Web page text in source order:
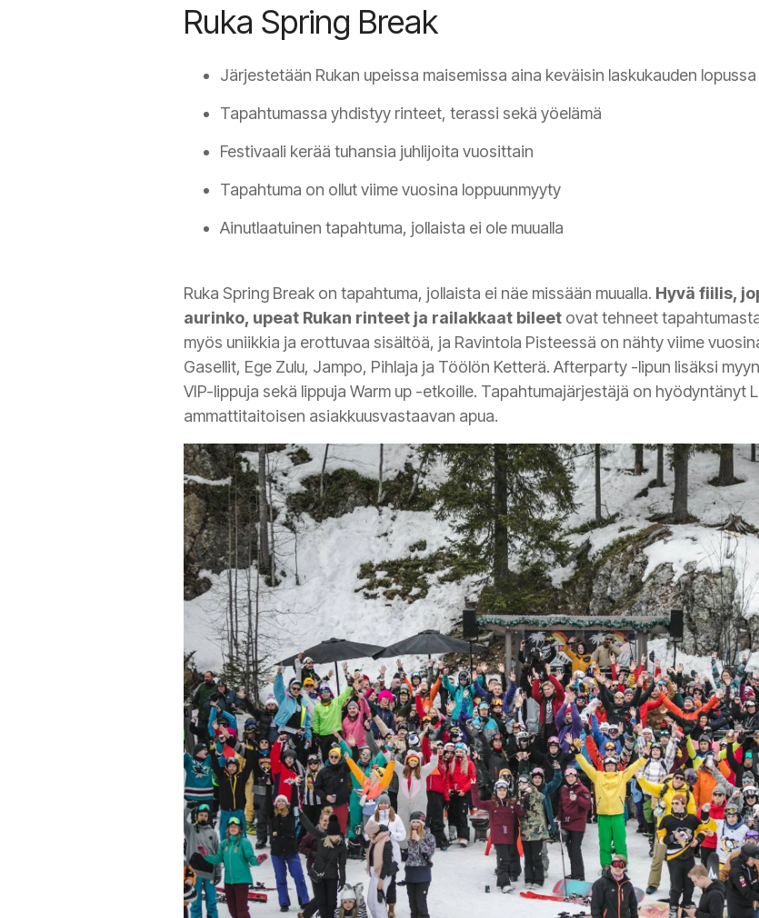
Ruka Spring Break
Järjestetään Rukan upeissa maisemissa aina keväisin laskukauden lopussa
Tapahtumassa yhdistyy rinteet, terassi sekä yöelämä
Festivaali kerää tuhansia juhlijoita vuosittain
Tapahtuma on ollut viime vuosina loppuunmyyty
Ainutlaatuinen tapahtuma, jollaista ei ole muualla
Ruka Spring Break on tapahtuma, jollaista ei näe missään muualla. Hyvä fiilis,
aurinko, upeat Rukan rinteet ja railakkaat bileet ovat tehneet
myös uniikkia ja erottuvaa sisältöä, ja Ravintola Pisteessä on nähty viime
Gasellit, Ege Zulu, Jampo, Pihlaja ja Töölön Ketterä. Afterparty -lipun lisäksi
VIP-lippuja sekä lippuja Warm up -etkoille. Tapahtumajärjestäjä on hyödyntänyt
ammattitaitoisen asiakkuusvastaavan apua.